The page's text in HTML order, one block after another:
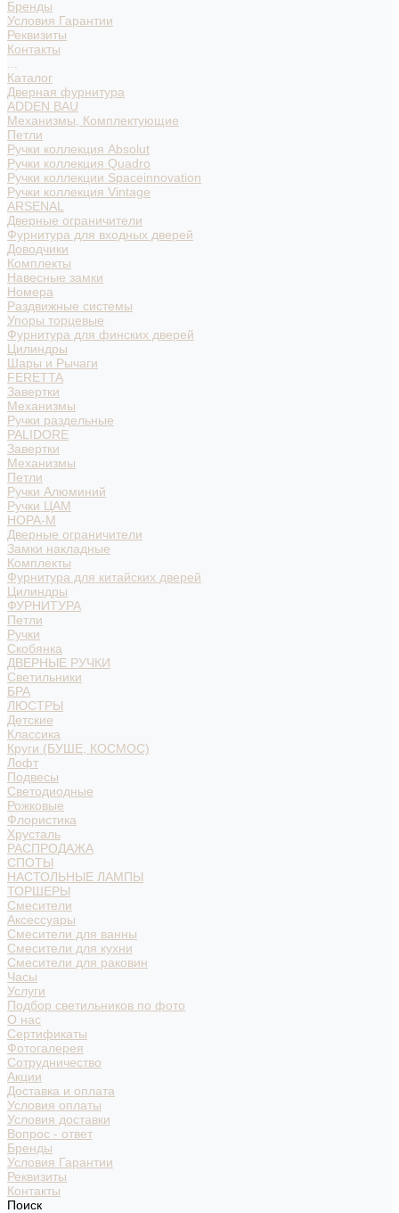
Бренды
Условия Гарантии
Реквизиты
Контакты
Каталог
Дверная фурнитура
ADDEN BAU
Механизмы, Комплектующие
Петли
Ручки коллекция Absolut
Ручки коллекция Quadro
Ручки коллекции Spaceinnovation
Ручки коллекция Vintage
ARSENAL
Дверные ограничители
Фурнитура для входных дверей
Доводчики
Комплекты
Навесные замки
Номера
Раздвижные системы
Упоры торцевые
Фурнитура для финских дверей
Цилиндры
Шары и Рычаги
FERETTA
Завертки
Механизмы
Ручки раздельные
PALIDORE
Завертки
Механизмы
Петли
Ручки Алюминий
Ручки ЦАМ
НОРА-М
Дверные ограничители
Замки накладные
Комплекты
Фурнитура для китайских дверей
Цилиндры
ФУРНИТУРА
Петли
Ручки
Скобянка
ДВЕРНЫЕ РУЧКИ
Светильники
БРА
ЛЮСТРЫ
Детские
Классика
Круги (БУШЕ, КОСМОС)
Лофт
Подвесы
Светодиодные
Рожковые
Флористика
Хрусталь
РАСПРОДАЖА
СПОТЫ
НАСТОЛЬНЫЕ ЛАМПЫ
ТОРШЕРЫ
Смесители
Аксессуары
Смесители для ванны
Смесители для кухни
Смесители для раковин
Часы
Услуги
Подбор светильников по фото
О нас
Сертификаты
Фотогалерея
Сотрудничество
Акции
Доставка и оплата
Условия оплаты
Условия доставки
Вопрос - ответ
Бренды
Условия Гарантии
Реквизиты
Контакты
Поиск